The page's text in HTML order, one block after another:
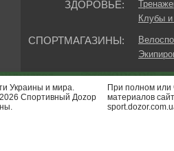
ЗДОРОВЬЕ:
Клубы и
СПОРТМАГАЗИНЫ:
Украины и мира.
Спортивный Доzор
При полном или
материалов